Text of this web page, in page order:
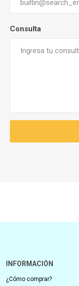
Consulta
INFORMACIÓN
¿Cómo comprar?